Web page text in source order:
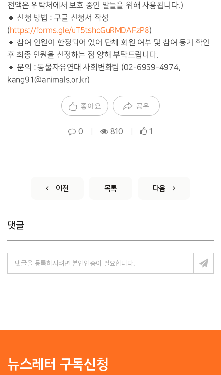
전액은 위탁처에서 보호 중인 말들을 위해 사용됩니다.)
🔸 신청 방법 : 구글 신청서 작성
(https://forms.gle/uT5tshoGuRMDAFzP8)
🔸 참여 인원이 한정되어 있어 단체 회원 여부 및 참여 동기 확인
후 최종 인원을 선정하는 점 양해 부탁드립니다.
🔸 문의 : 동물자유연대 사회변화팀 (02-6959-4974,
kang91@animals.or.kr)
좋아요 공유
0 810 1
이전 목록 다음
댓글
뉴스레터 구독신청